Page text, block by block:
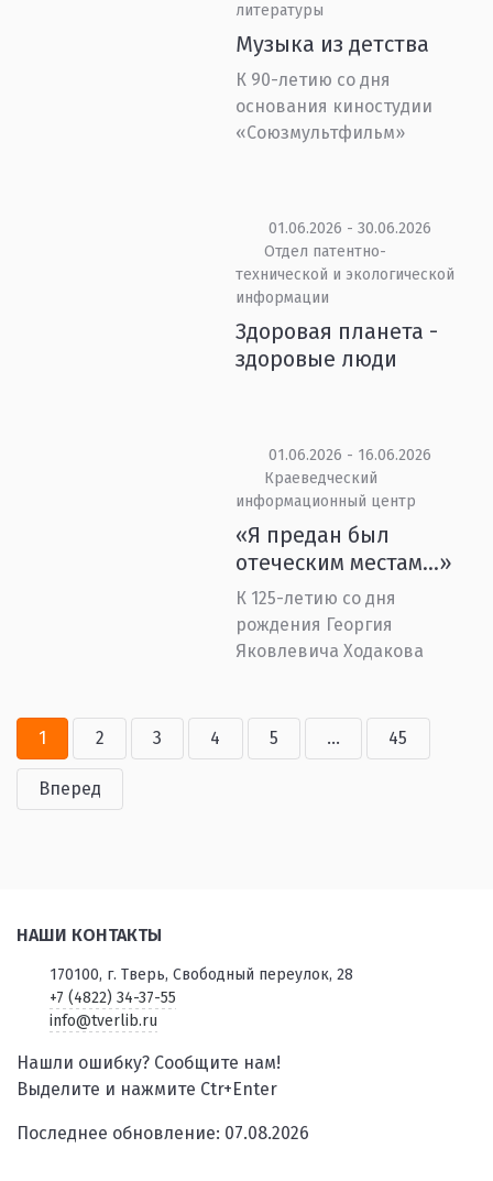
литературы
Музыка из детства
К 90-летию со дня
основания киностудии
«Союзмультфильм»
01.06.2026 - 30.06.2026
Отдел патентно-
технической и экологической
информации
Здоровая планета -
здоровые люди
01.06.2026 - 16.06.2026
Краеведческий
информационный центр
«Я предан был
отеческим местам...»
К 125-летию со дня
рождения Георгия
Яковлевича Ходакова
1 2 3 4 5 ... 45
Вперед
НАШИ КОНТАКТЫ
170100, г. Тверь, Свободный переулок, 28
+7 (4822) 34-37-55
info@tverlib.ru
Нашли ошибку? Сообщите нам!
Выделите и нажмите Ctr+Enter
Последнее обновление: 07.08.2026